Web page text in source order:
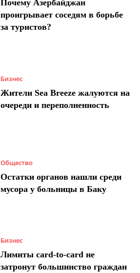
Почему Азербайджан
проигрывает соседям в борьбе
за туристов?
Бизнес
Жители Sea Breeze жалуются на
очереди и переполненность
Общество
Остатки органов нашли среди
мусора у больницы в Баку
Бизнес
Лимиты card-to-card не
затронут большинство граждан